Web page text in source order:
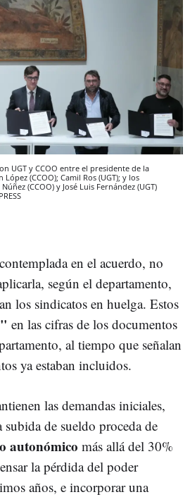
UGT y CCOO entre el presidente de la
(CCOO); Camil Ros (UGT); y los
(CCOO) y José Luis Fernández (UGT)
en el acuerdo, no
según el departamento,
los sindicatos en huelga. Estos
en las cifras de los documentos
al tiempo que señalan
ya estaban incluidos.
las demandas iniciales,
de sueldo proceda de
autonómico más allá del 30%
la pérdida del poder
años, e incorporar una